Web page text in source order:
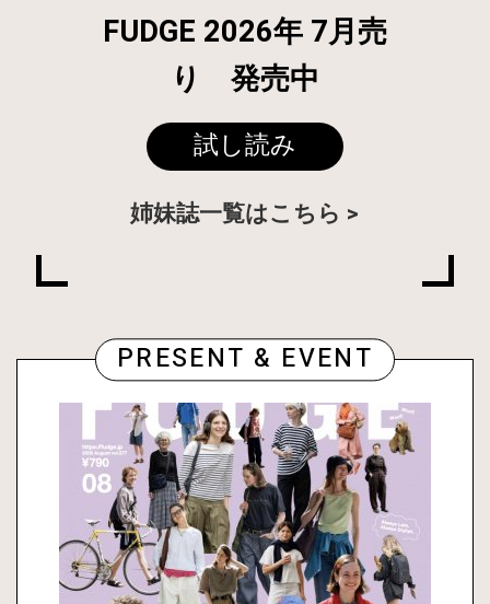
FUDGE 2026年 7月売
り 発売中
試し読み
姉妹誌一覧はこちら
PRESENT & EVENT